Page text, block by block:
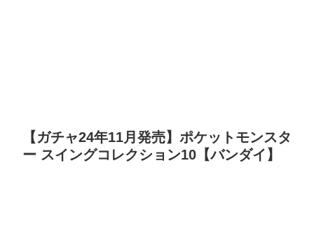
【ガチャ24年11月発売】ポケットモンスタ
ー スイングコレクション10【バンダイ】